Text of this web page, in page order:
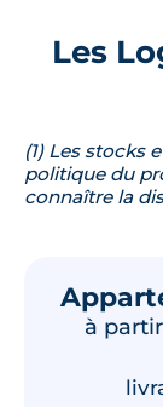
Les
(1) Les stocks
politique du
connaître la
à